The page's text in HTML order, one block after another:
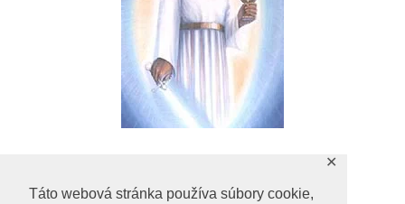
Táto webová stránka používa súbory cookie,
✕